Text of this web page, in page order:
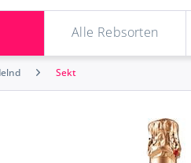
Alle Rebsorten
Sekt